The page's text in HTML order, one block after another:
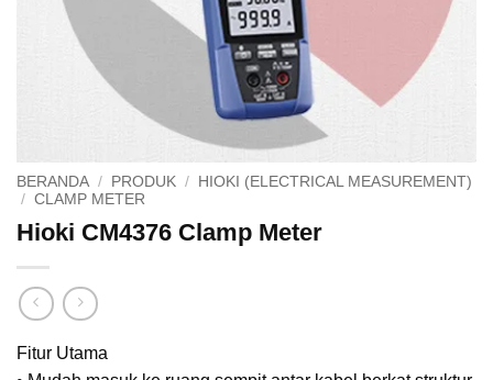
BERANDA / PRODUK /
HIOKI (ELECTRICAL MEASUREMENT)
/ CLAMP METER
Hioki CM4376 Clamp Meter
Fitur Utama